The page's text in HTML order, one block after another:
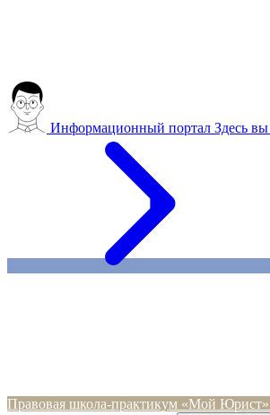
Информационный портал Здесь
Правовая школа-практикум «Мой Юрист»